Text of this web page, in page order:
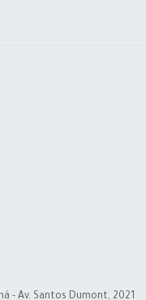
- Av. Santos Dumont, 2021